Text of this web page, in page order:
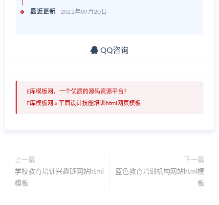
最近更新 2022年09月20日
QQ咨询
E库模板网，一个优质的源码资源平台！
E库模板网 » 平面设计技能培训html网页模板
上一篇
学校教育培训兴趣班网站html
模板
下一篇
蓝色教育培训机构网站html模
板